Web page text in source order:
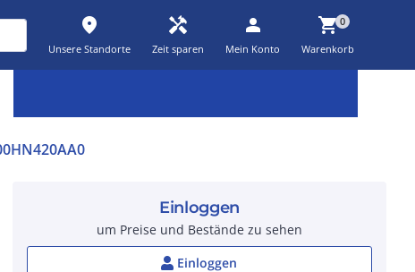
place
Unsere Standorte
handyman
Zeit sparen
person
Mein Konto
shopping_cart0
Warenkorb
Einloggen
um Preise und Bestände zu sehen
Einloggen